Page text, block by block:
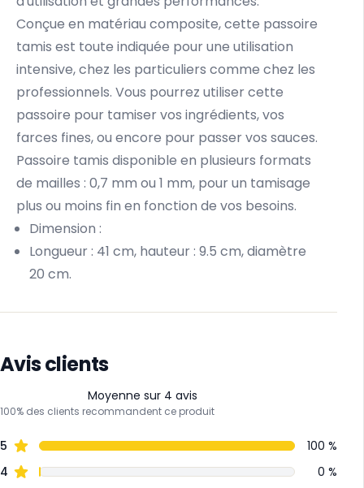
Conçue en matériau composite, cette passoire
tamis est toute indiquée pour une utilisation
intensive, chez les particuliers comme chez les
professionnels. Vous pourrez utiliser cette
passoire pour tamiser vos ingrédients, vos
farces fines, ou encore pour passer vos sauces.
Passoire tamis disponible en plusieurs formats
de mailles : 0,7 mm ou 1 mm, pour un tamisage
plus ou moins fin en fonction de vos besoins.
Dimension :
Longueur : 41 cm, hauteur : 9.5 cm, diamètre
20 cm.
Avis clients
Moyenne sur 4 avis
100% des clients recommandent ce produit
5
100 %
4
0 %